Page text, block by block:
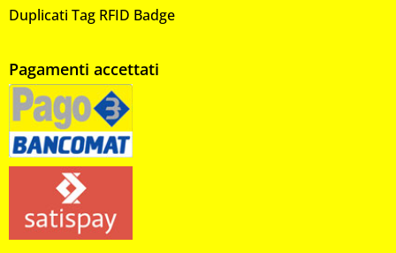
Duplicati Tag RFID Badge
Pagamenti accettati